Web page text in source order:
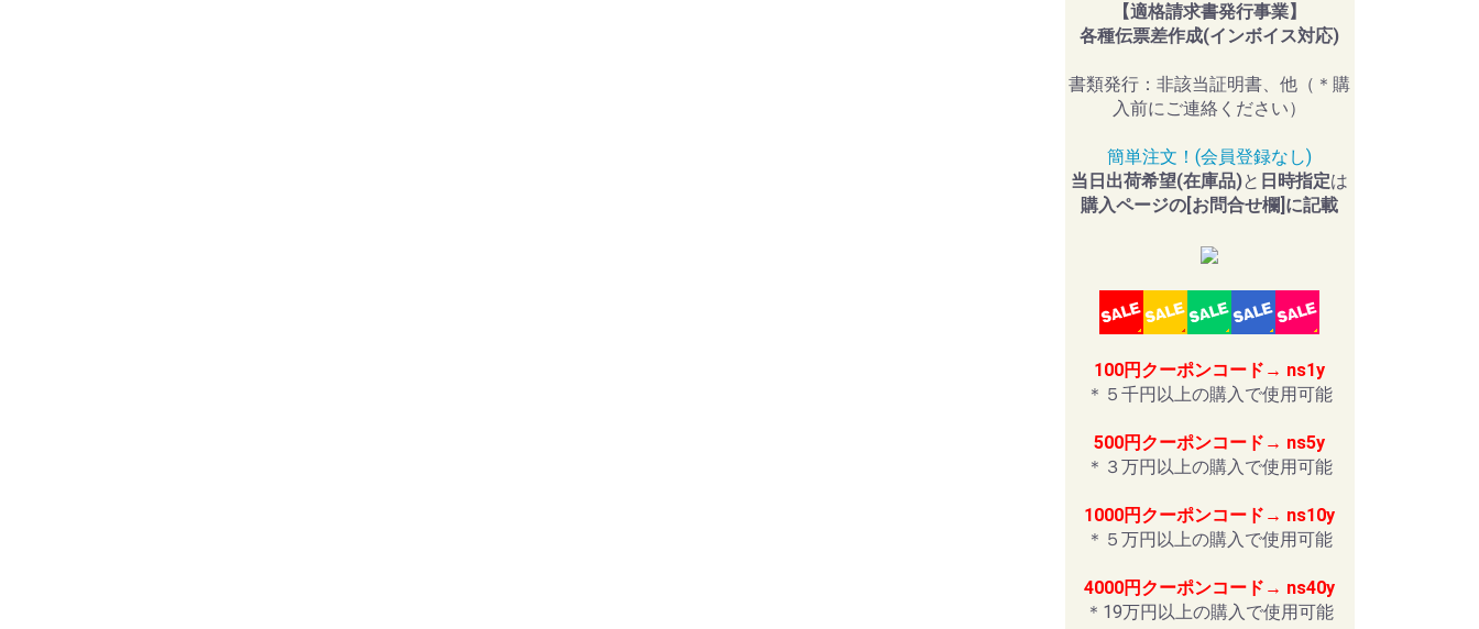
【適格請求書発行事業】
各種伝票差作成(インボイス対応)
書類発行：非該当証明書、他（＊購
入前にご連絡ください）
簡単注文！(会員登録なし)
当日出荷希望(在庫品)と 日時指定は
購入ページの[お問合せ欄]に記載
100円クーポンコード→ ns1y
＊５千円以上の購入で使用可能
500円クーポンコード→ ns5y
＊３万円以上の購入で使用可能
1000円クーポンコード→ ns10y
＊５万円以上の購入で使用可能
4000円クーポンコード→ ns40y
＊19万円以上の購入で使用可能